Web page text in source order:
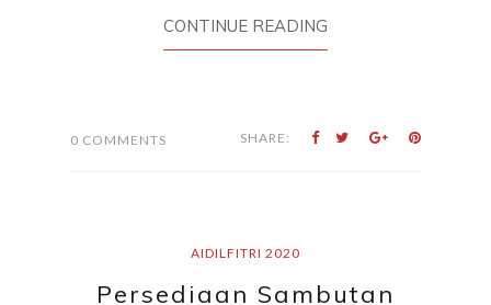
CONTINUE READING
0 COMMENTS SHARE:
AIDILFITRI 2020
Persediaan Sambutan